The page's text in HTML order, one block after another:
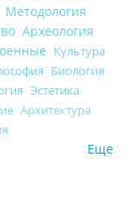
Методология
Археология
Культура
Биология
Эстетика
Архитектура
Еще